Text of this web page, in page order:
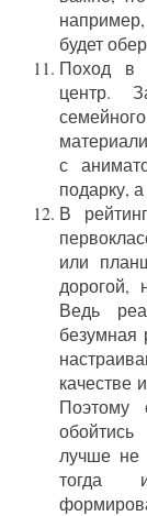
будет
Поход в
центр.
с
подарку,
В
или
дорогой,
Ведь
безумная
качестве
Поэтому
лучше не
тогда